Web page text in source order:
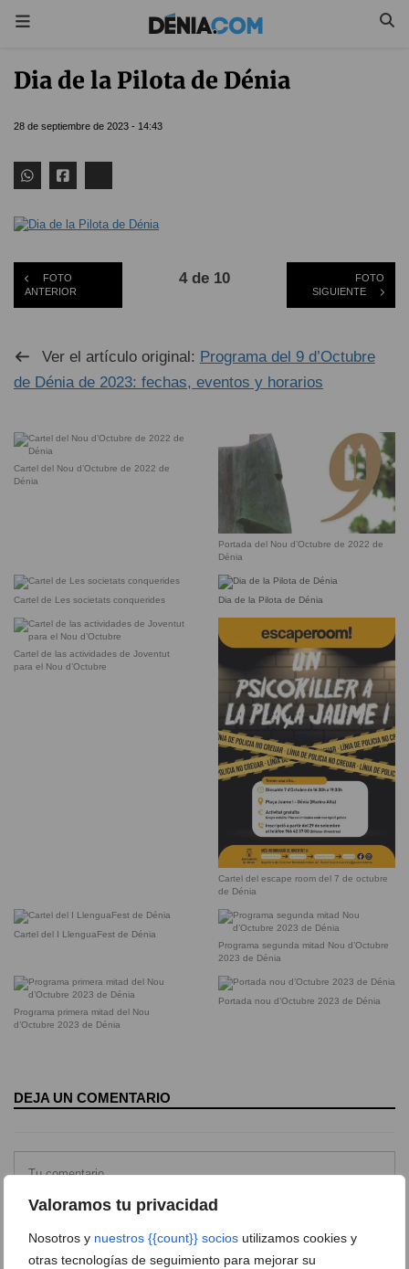
Valoramos tu privacidad
Nosotros y nuestros {{count}} socios utilizamos cookies y
otras tecnologías de seguimiento para mejorar su
Dia de la Pilota de Dénia
28 de septiembre de 2023 - 14:43
FOTO
ANTERIOR
4 de 10
FOTO
SIGUIENTE
Ver el artículo original: Programa del 9 d’Octubre
de Dénia de 2023: fechas, eventos y horarios
Cartel del Nou d’Octubre de 2022 de
Dénia
Portada del Nou d’Octubre de 2022 de
Dénia
Cartel de Les societats conquerides Dia de la Pilota de Dénia
Cartel de las actividades de Joventut
para el Nou d’Octubre
Cartel del escape room del 7 de octubre
de Dénia
Cartel del I LlenguaFest de Dénia
Programa segunda mitad Nou d’Octubre
2023 de Dénia
Programa primera mitad del Nou
d’Octubre 2023 de Dénia
Portada nou d’Octubre 2023 de Dénia
DEJA UN COMENTARIO